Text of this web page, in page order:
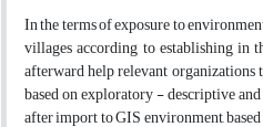
In the terms of exposure to
villages according to establishing in
afterward help relevant
based on exploratory - descriptive
after import to GIS environment,